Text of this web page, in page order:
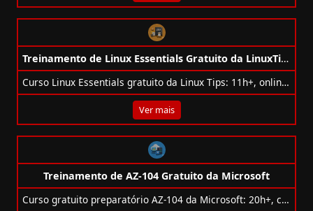
Treinamento de Linux Essentials Gratuito da LinuxTips
Curso Linux Essentials gratuito da Linux Tips: 11h+, online, prático e alinhado à certificação Linux Essentials.
Ver mais
Treinamento de AZ-104 Gratuito da Microsoft
Curso gratuito preparatório AZ‑104 da Microsoft: 20h+, com laboratórios, vídeos, prática e simulado para certificação Azure Administrator.